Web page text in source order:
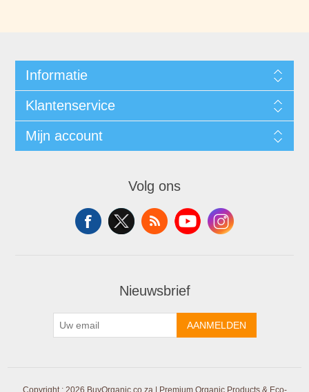
Informatie
Klantenservice
Mijn account
Volg ons
Nieuwsbrief
AANMELDEN
Copyright ; 2026 BuyOrganic.co.za | Premium Organic Products & Eco-